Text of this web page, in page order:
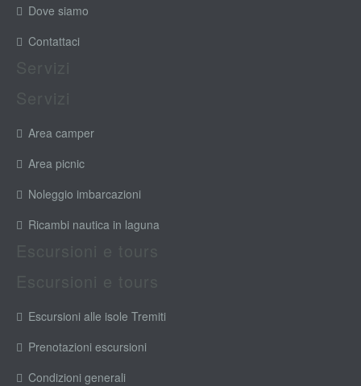
Dove siamo
Contattaci
Area camper
Area picnic
Noleggio imbarcazioni
Ricambi nautica in laguna
Escursioni alle isole Tremiti
Prenotazioni escursioni
Condizioni generali